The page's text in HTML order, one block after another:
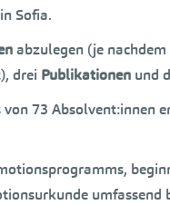
Sofia.
abzulegen (je
drei Publikationen und
73 Absolvent:innen